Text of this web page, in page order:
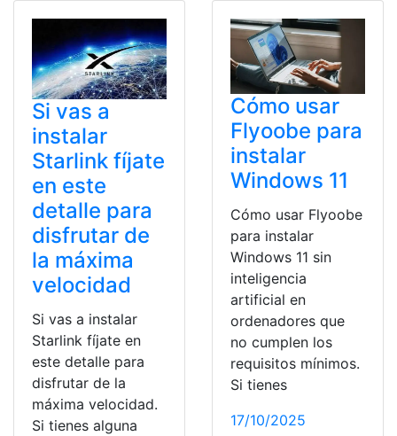
Si vas a
instalar
Starlink fíjate
en este
detalle para
disfrutar de
la máxima
velocidad
Si vas a instalar
Starlink fíjate en
este detalle para
disfrutar de la
máxima velocidad.
Si tienes alguna
Cómo usar
Flyoobe para
instalar
Windows 11
Cómo usar Flyoobe
para instalar
Windows 11 sin
inteligencia
artificial en
ordenadores que
no cumplen los
requisitos mínimos.
Si tienes
17/10/2025